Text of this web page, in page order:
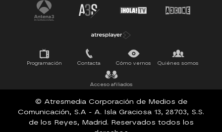
Programación Contacta Cómo vernos Quiénes somos
Acceso afiliados
© Atresmedia Corporación de Medios de
Comunicación, S.A - A. Isla Graciosa 13, 28703, S.S.
de los Reyes, Madrid. Reservados todos los